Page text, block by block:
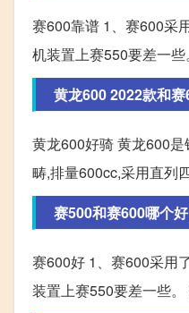
赛600靠谱 1、赛600采
机装置上赛550要差一些
黄龙600 2022款和
黄龙600好骑 黄龙600
畴,排量600cc,采用直列
赛500和赛600哪个
赛600好 1、赛600采用
装置上赛550要差一些。